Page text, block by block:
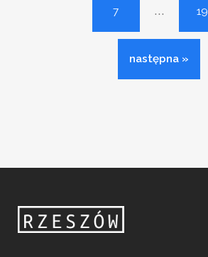
7 ... 19
następna »